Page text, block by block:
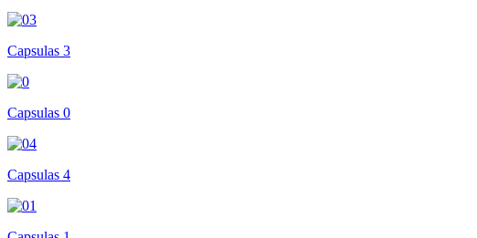
Capsulas 3
Capsulas 0
Capsulas 4